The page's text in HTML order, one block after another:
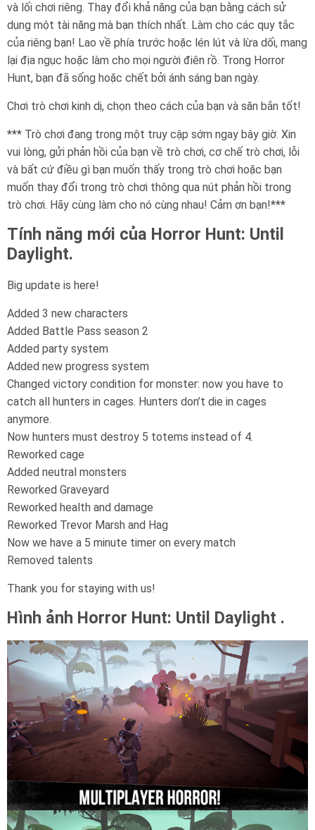
và lối chơi riêng. Thay đổi khả năng của bạn bằng cách sử
dụng một tài năng mà bạn thích nhất. Làm cho các quy tắc
của riêng bạn! Lao về phía trước hoặc lén lút và lừa dối, mang
lại địa ngục hoặc làm cho mọi người điên rồ. Trong Horror
Hunt, bạn đã sống hoặc chết bởi ánh sáng ban ngày.
Chơi trò chơi kinh dị, chọn theo cách của bạn và săn bắn tốt!
*** Trò chơi đang trong một truy cập sớm ngay bây giờ. Xin
vui lòng, gửi phản hồi của bạn về trò chơi, cơ chế trò chơi, lỗi
và bất cứ điều gì bạn muốn thấy trong trò chơi hoặc bạn
muốn thay đổi trong trò chơi thông qua nút phản hồi trong
trò chơi. Hãy cùng làm cho nó cùng nhau! Cảm ơn bạn!***
Tính năng mới của Horror Hunt: Until
Daylight.
Big update is here!
Added 3 new characters
Added Battle Pass season 2
Added party system
Added new progress system
Changed victory condition for monster: now you have to
catch all hunters in cages. Hunters don’t die in cages
anymore.
Now hunters must destroy 5 totems instead of 4.
Reworked cage
Added neutral monsters
Reworked Graveyard
Reworked health and damage
Reworked Trevor Marsh and Hag
Now we have a 5 minute timer on every match
Removed talents
Thank you for staying with us!
Hình ảnh Horror Hunt: Until Daylight .